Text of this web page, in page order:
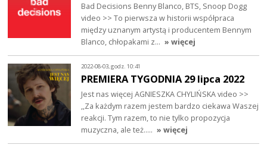
Bad Decisions Benny Blanco, BTS, Snoop Dogg
video >> To pierwsza w historii współpraca
między uznanym artystą i producentem Bennym
Blanco, chłopakami z… » więcej
2022-08-03, godz. 10:41
PREMIERA TYGODNIA 29 lipca 2022
Jest nas więcej AGNIESZKA CHYLIŃSKA video >>
,,Za każdym razem jestem bardzo ciekawa Waszej
reakcji. Tym razem, to nie tylko propozycja
muzyczna, ale też..… » więcej